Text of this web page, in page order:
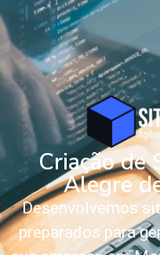
Criação de
Alegre
Desenvolvemos
preparados para